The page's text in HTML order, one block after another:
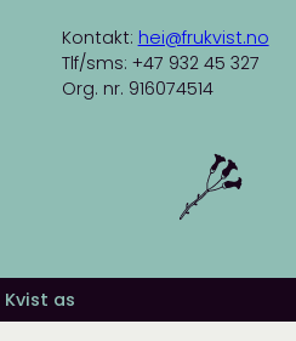
Kontakt: hei@frukvist.no
Tlf/sms: +47 932 45 327
Org. nr. 916074514
Kvist as